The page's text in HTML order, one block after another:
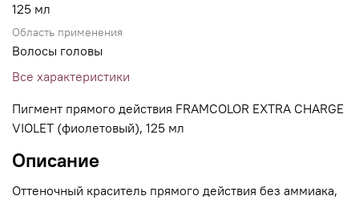
125 мл
Область применения
Волосы головы
Все характеристики
Пигмент прямого действия FRAMCOLOR EXTRA CHARGE
VIOLET (фиолетовый), 125 мл
Описание
Оттеночный краситель прямого действия без аммиака,